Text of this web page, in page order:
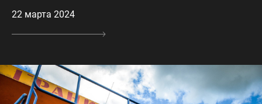
22 марта 2024